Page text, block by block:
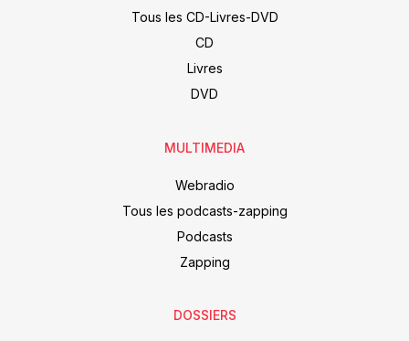
Tous les CD-Livres-DVD
CD
Livres
DVD
MULTIMEDIA
Webradio
Tous les podcasts-zapping
Podcasts
Zapping
DOSSIERS